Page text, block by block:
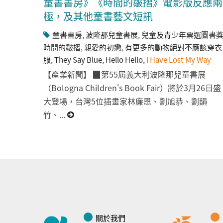
極，及其他童書藝文短訊
童書書房,波隆那兒童書展, 兒童及青少年票選圖書獎
時間的皺摺,親愛的初戀,有更多的動物絕對不應該穿衣
服,They Say Blue,Hello Hello,I Have Lost My Way
【產業新聞】 ▉第55屆義大利波隆那兒童書展
（Bologna Children's Book Fair）將於3月26日盛
大登場，台灣5位插畫家林廉恩、劉旭恭、劉韻
竹、...
關於我們